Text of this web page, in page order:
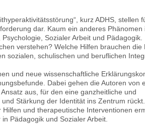
kurz ADHS, stellen
dar. Kaum ein anderes Phänomen
Sozialer Arbeit und Pädagogik.
verstehen? Welche Hilfen brauchen die
sozialen, schulischen und beruflichen
und neue wissenschaftliche
Dabei gehen die Autoren von
aus, für den eine ganzheitliche und
Stärkung der Identität ins Zentrum rückt.
und therapeutische Interventionen
Pädagogik und Sozialer Arbeit.